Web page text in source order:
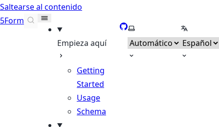
Saltearse al contenido
5Form
Empieza aquí
Getting
Started
Usage
Schema
GitHub
Seleccionar tema